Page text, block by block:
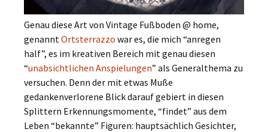
Genau diese Art von Vintage Fußboden @ home,
genannt Ortsterrazzo war es, die mich “anregen
half”, es im kreativen Bereich mit genau diesen
“unabsichtlichen Anspielungen” als Generalthema zu
versuchen. Denn der mit etwas Muße
gedankenverlorene Blick darauf gebiert in diesen
Splittern Erkennungsmomente, “findet” aus dem
Leben “bekannte” Figuren: hauptsächlich Gesichter,